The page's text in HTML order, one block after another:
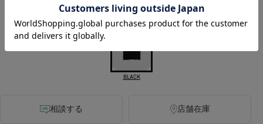
カラー
BLACK
相談する 店舗在庫